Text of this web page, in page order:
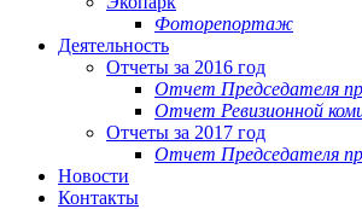
Фоторепортаж
Деятельность
Отчеты за 2016 год
Отчет Председателя
Отчет Ревизионной
Отчеты за 2017 год
Отчет Председателя
Новости
Контакты